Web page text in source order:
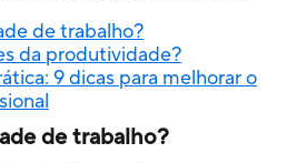
de trabalho?
da produtividade?
9 dicas para melhorar o
de trabalho?